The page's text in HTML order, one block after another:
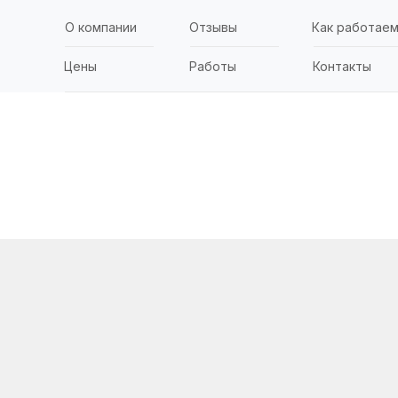
О компании Отзывы Как работаем
Работы Контакты
Цены